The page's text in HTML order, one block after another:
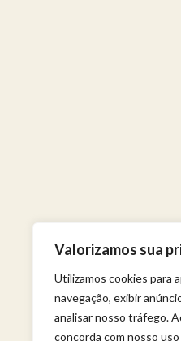
Valorizamos sua
Utilizamos cookies para
navegação, exibir
analisar nosso tráfego.
concorda com nosso